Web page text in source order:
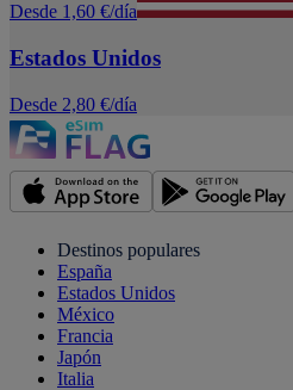
Desde 1,60 €/día
Estados Unidos
Desde 2,80 €/día
Destinos populares
España
Estados Unidos
México
Francia
Japón
Italia